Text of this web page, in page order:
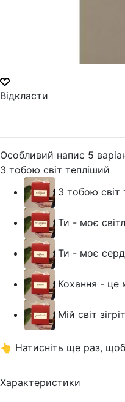
Відкласти
Особливий напис 5
З тобою світ тепліший
З тобою світ
Ти - моє
Ти - моє
Кохання - це
Мій світ
👆 Натисніть ще раз,
Характеристики